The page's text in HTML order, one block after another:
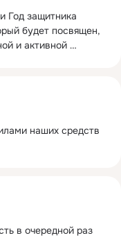
Год защитника
будет посвящен,
и активной
наших средств
в очередной раз